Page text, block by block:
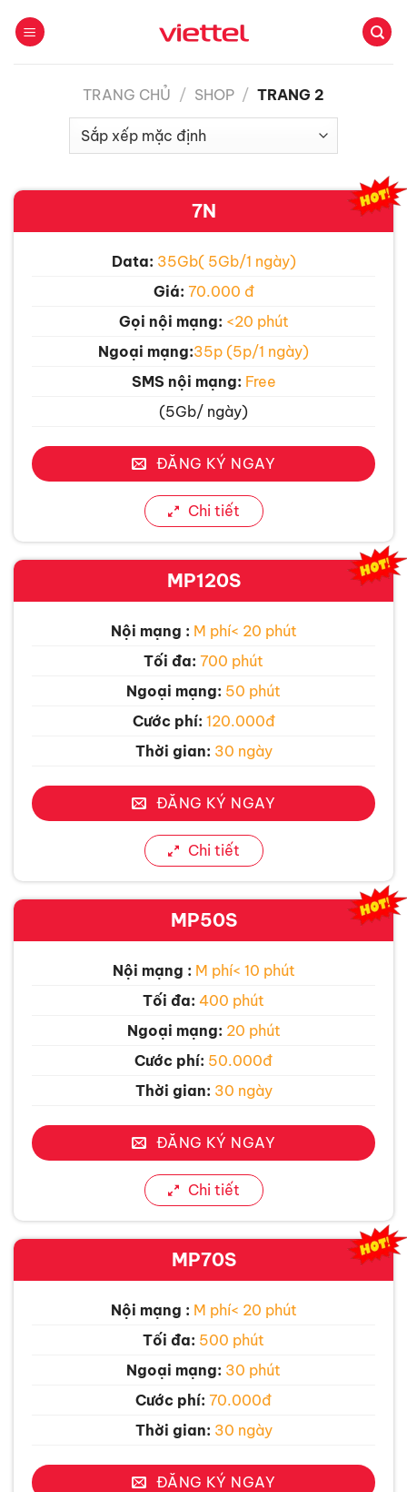
qua
TRANG CHỦ / SHOP / TRANG 2
7N
Data: 35Gb( 5Gb/1 ngày)
Giá: 70.000 đ
Gọi nội mạng: <20 phút
Ngoại mạng:35p (5p/1 ngày)
SMS nội mạng: Free
(5Gb/ ngày)
ĐĂNG KÝ NGAY
Chi tiết
MP120S
Nội mạng : M phí< 20 phút
Tối đa: 700 phút
Ngoại mạng: 50 phút
Cước phí: 120.000đ
Thời gian: 30 ngày
ĐĂNG KÝ NGAY
Chi tiết
MP50S
Nội mạng : M phí< 10 phút
Tối đa: 400 phút
Ngoại mạng: 20 phút
Cước phí: 50.000đ
Thời gian: 30 ngày
ĐĂNG KÝ NGAY
Chi tiết
MP70S
Nội mạng : M phí< 20 phút
Tối đa: 500 phút
Ngoại mạng: 30 phút
Cước phí: 70.000đ
Thời gian: 30 ngày
ĐĂNG KÝ NGAY